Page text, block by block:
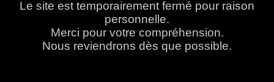
Le site est temporairement fermé pour raison
personnelle.
Merci pour votre compréhension.
Nous reviendrons dès que possible.